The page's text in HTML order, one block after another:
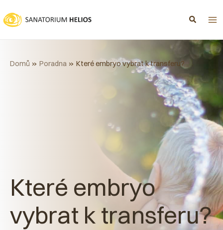
na
obsah
Které embryo
vybrat k transferu?
Domů Poradna Které embryo vybrat k transferu?